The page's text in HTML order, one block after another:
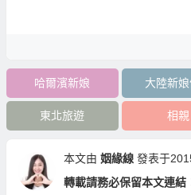
哈爾濱新娘 大陸新
東北旅遊 相親
本文由 姻緣線 發表于
轉載請務必保留本文連結